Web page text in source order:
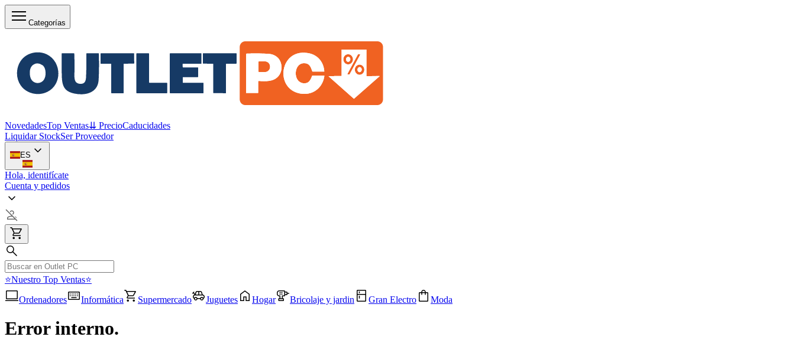
Categorías
NovedadesTop Ventas⇊ PrecioCaducidades
Liquidar StockSer Proveedor
ES
Hola, identifícate
Cuenta y pedidos
⭐Nuestro Top Ventas⭐
Ordenadores
Informática Supermercado Juguetes Hogar Bricolaje y jardin Gran Electro Moda
Error interno.